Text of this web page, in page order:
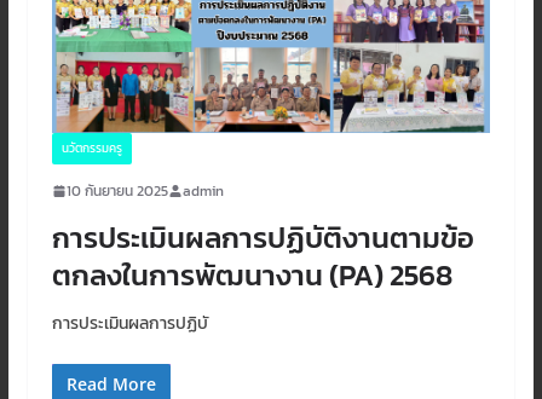
นวัตกรรมครู
10 กันยายน 2025 admin
การประเมินผลการปฏิบัติงานตามข้อ
ตกลงในการพัฒนางาน (PA) 2568
การประเมินผลการปฏิบั
Read More